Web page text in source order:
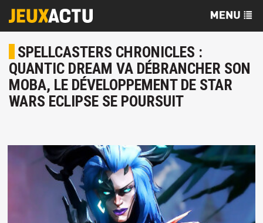
SPELLCASTERS CHRONICLES :
QUANTIC DREAM VA DÉBRANCHER SON
MOBA, LE DÉVELOPPEMENT DE STAR
WARS ECLIPSE SE POURSUIT